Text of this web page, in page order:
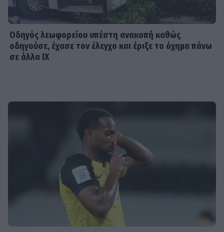
Οδηγός λεωφορείου υπέστη ανακοπή καθώς
οδηγούσε, έχασε τον έλεγχο και έριξε το όχημα πάνω
σε άλλα ΙΧ